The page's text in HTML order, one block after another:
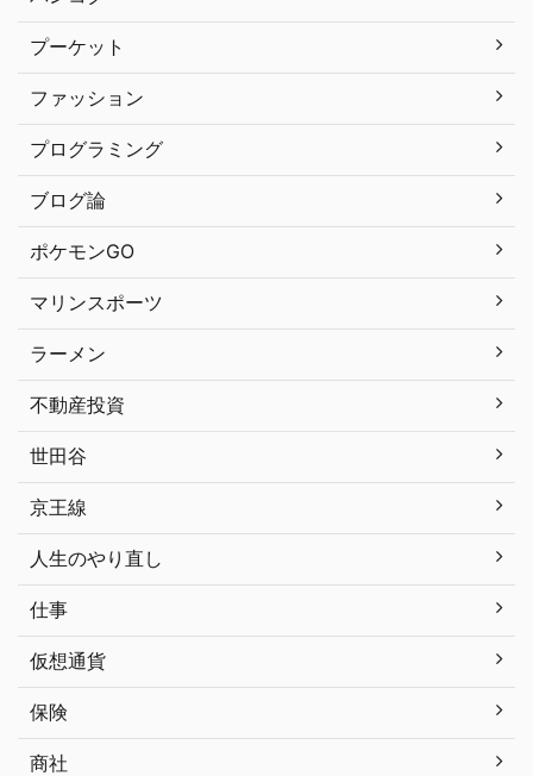
プーケット
ファッション
プログラミング
ブログ論
ポケモンGO
マリンスポーツ
ラーメン
不動産投資
世田谷
京王線
人生のやり直し
仕事
仮想通貨
保険
商社